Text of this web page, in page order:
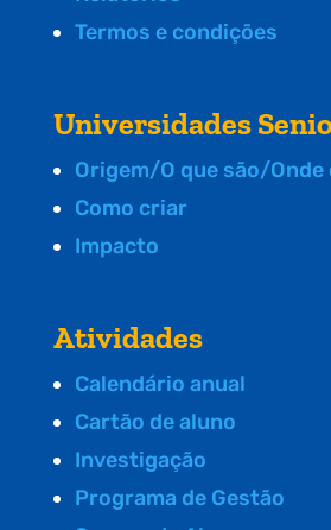
Termos e condições
Universidades
Origem/O que são/Onde
Como criar
Impacto
Atividades
Calendário anual
Cartão de aluno
Investigação
Programa de Gestão